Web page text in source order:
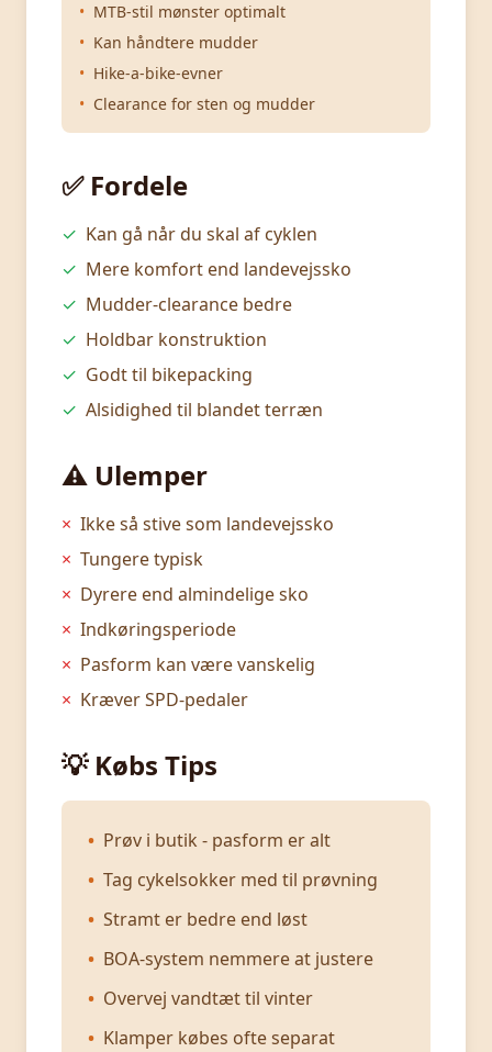
• MTB-stil mønster optimalt
• Kan håndtere mudder
• Hike-a-bike-evner
• Clearance for sten og mudder
✅ Fordele
✓ Kan gå når du skal af cyklen
✓ Mere komfort end landevejssko
✓ Mudder-clearance bedre
✓ Holdbar konstruktion
✓ Godt til bikepacking
✓ Alsidighed til blandet terræn
⚠️ Ulemper
× Ikke så stive som landevejssko
× Tungere typisk
× Dyrere end almindelige sko
× Indkøringsperiode
× Pasform kan være vanskelig
× Kræver SPD-pedaler
💡 Købs Tips
• Prøv i butik - pasform er alt
• Tag cykelsokker med til prøvning
• Stramt er bedre end løst
• BOA-system nemmere at justere
• Overvej vandtæt til vinter
• Klamper købes ofte separat